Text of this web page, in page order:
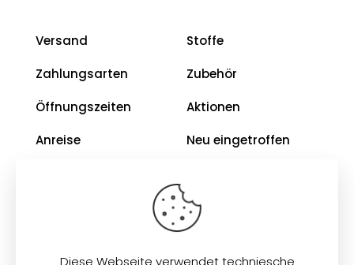
Versand
Zahlungsarten
Öffnungszeiten
Anreise
Stoffe
Zubehör
Aktionen
Neu eingetroffen
Diese Webseite verwendet techniesche